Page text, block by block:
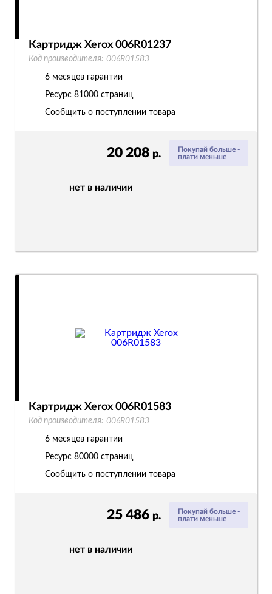
Покупай больше -
плати меньше
20 208 р.
нет в наличии
Картридж Xerox 006R01237
Код производителя: 006R01583
6 месяцев гарантии
Ресурс 81000 страниц
Сообщить о поступлении товара
Покупай больше -
плати меньше
25 486 р.
нет в наличии
Картридж Xerox 006R01583
Код производителя: 006R01583
6 месяцев гарантии
Ресурс 80000 страниц
Сообщить о поступлении товара